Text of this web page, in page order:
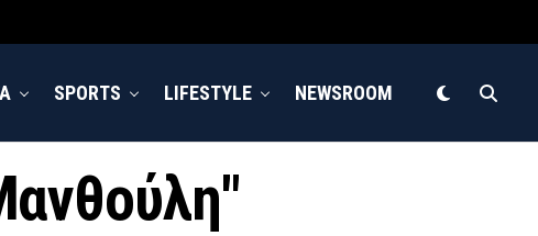
SPORTS LIFESTYLE NEWSROOM